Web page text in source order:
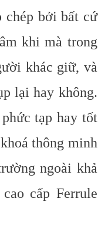
chép bởi bất cứ
khi mà trong
khác giữ, và
lại hay không.
tạp hay tốt
thông minh
ngoài khả
cao cấp Ferrule